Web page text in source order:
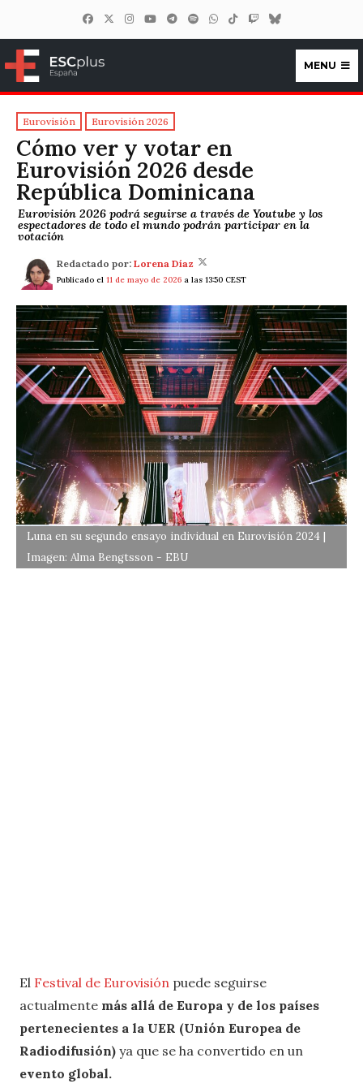
ESCplus España
MENU
Eurovisión Eurovisión 2026
Cómo ver y votar en
Eurovisión 2026 desde
República Dominicana
Eurovisión 2026 podrá seguirse a través de Youtube y los
espectadores de todo el mundo podrán participar en la
votación
Redactado por: Lorena Díaz
Publicado el 11 de mayo de 2026 a las 13:50 CEST
Luna en su segundo ensayo individual en Eurovisión 2024 |
Imagen: Alma Bengtsson - EBU
El Festival de Eurovisión puede seguirse
actualmente más allá de Europa y de los países
pertenecientes a la UER (Unión Europea de
Radiodifusión) ya que se ha convertido en un
evento global.